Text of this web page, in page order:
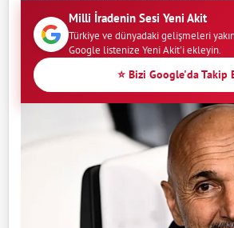
Milli İradenin Sesi Yeni Akit
Türkiye ve dünyadaki gelişmeleri
Google listenize Yeni Akit'i ekleyin.
⭐ Bizi Google'da Takip